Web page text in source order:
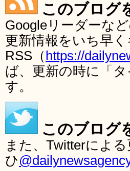
このブログ
Googleリーダーな
更新情報をいち早
RSS（ https://
ば、更新の時に「
す。
このブログ
また、Twitterによ
ひ